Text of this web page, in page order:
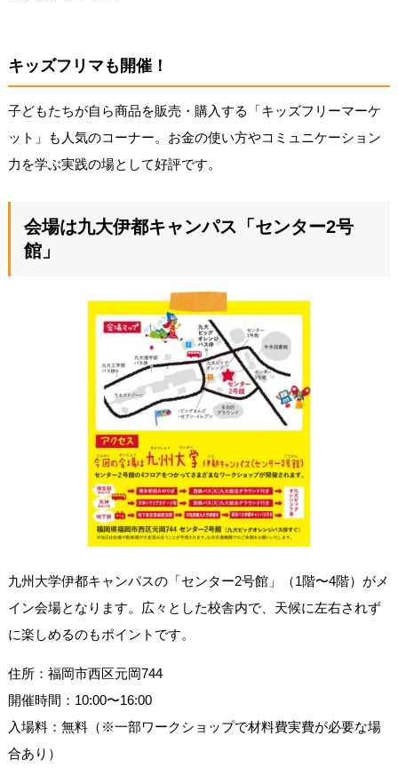
キッズフリマも開催！
子どもたちが自ら商品を販売・購入する「キッズフリーマーケ
ット」も人気のコーナー。お金の使い方やコミュニケーション
力を学ぶ実践の場として好評です。
会場は九大伊都キャンパス「センター2号
館」
九州大学伊都キャンパスの「センター2号館」（1階〜4階）がメ
イン会場となります。広々とした校舎内で、天候に左右されず
に楽しめるのもポイントです。
住所：福岡市西区元岡744
開催時間：10:00〜16:00
入場料：無料（※一部ワークショップで材料費実費が必要な場
合あり）